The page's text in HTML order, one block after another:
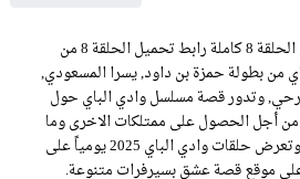
مشاهدة مسلسل وادي الباي الحلقة 8 كاملة رابط تحميل الحلقة 8 من
من بطولة حمزة بن داود, يسرا المسعودي,
وتدور قصة مسلسل وادي الباي حول
من أجل الحصول على ممتلكات الاخرى وما
يودي بهما تجاوز الخلافات, وتعرض حلقات وادي الباي 2025 يومياً على